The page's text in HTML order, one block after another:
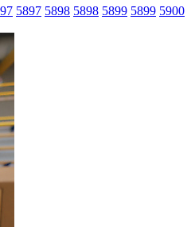
5897 5898 5898 5899 5899 5900